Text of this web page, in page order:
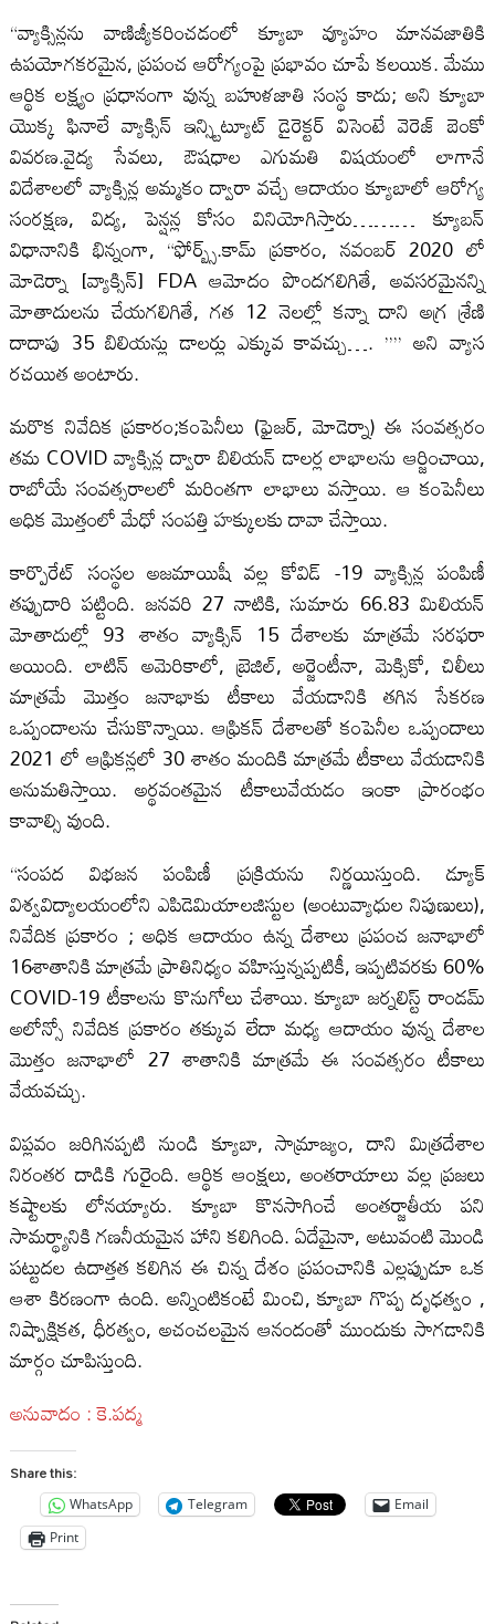
“వ్యాక్సిన్లను వాణిజ్యీకరించడంలో క్యూబా వ్యూహం మానవజాతికి
ఉపయోగకరమైన, ప్రపంచ ఆరోగ్యంపై ప్రభావం చూపే కలయిక. మేము
ఆర్థిక లక్ష్యం ప్రధానంగా వున్న బహుళజాతి సంస్థ కాదు; అని క్యూబా
యొక్క ఫినాలే వ్యాక్సిన్ ఇన్స్టిట్యూట్ డైరెక్టర్ విసెంటే వెరెజ్ బెంకో
వివరణ.వైద్య సేవలు, ఔషధాల ఎగుమతి విషయంలో లాగానే
విదేశాలలో వ్యాక్సిన్ల అమ్మకం ద్వారా వచ్చే ఆదాయం క్యూబాలో ఆరోగ్య
సంరక్షణ, విద్య, పెన్షన్ల కోసం వినియోగిస్తారు……… క్యూబన్
విధానానికి భిన్నంగా, “ఫోర్బ్స్.కామ్ ప్రకారం, నవంబర్ 2020 లో
మోడెర్నా [వ్యాక్సిన్] FDA ఆమోదం పొందగలిగితే, అవసరమైనన్ని
మోతాదులను చేయగలిగితే, గత 12 నెలల్లో కన్నా దాని అగ్ర శ్రేణి
దాదాపు 35 బిలియన్లు డాలర్లు ఎక్కువ కావచ్చు…. ”” అని వ్యాస
రచయిత అంటారు.
మరొక నివేదిక ప్రకారం;కంపెనీలు (ఫైజర్, మోడెర్నా) ఈ సంవత్సరం
తమ COVID వ్యాక్సిన్ల ద్వారా బిలియన్ డాలర్ల లాభాలను ఆర్జించాయి,
రాబోయే సంవత్సరాలలో మరింతగా లాభాలు వస్తాయి. ఆ కంపెనీలు
అధిక మొత్తంలో మేధో సంపత్తి హక్కులకు దావా చేస్తాయి.
కార్పొరేట్ సంస్థల అజమాయిషీ వల్ల కోవిడ్ -19 వ్యాక్సిన్ల పంపిణీ
తప్పుదారి పట్టింది. జనవరి 27 నాటికి, సుమారు 66.83 మిలియన్
మోతాదుల్లో 93 శాతం వ్యాక్సిన్ 15 దేశాలకు మాత్రమే సరఫరా
అయింది. లాటిన్ అమెరికాలో, బ్రెజిల్, అర్జెంటీనా, మెక్సికో, చిలీలు
మాత్రమే మొత్తం జనాభాకు టీకాలు వేయడానికి తగిన సేకరణ
ఒప్పందాలను చేసుకొన్నాయి. ఆఫ్రికన్ దేశాలతో కంపెనీల ఒప్పందాలు
2021 లో ఆఫ్రికన్లలో 30 శాతం మందికి మాత్రమే టీకాలు వేయడానికి
అనుమతిస్తాయి. అర్థవంతమైన టీకాలువేయడం ఇంకా ప్రారంభం
కావాల్సి వుంది.
“సంపద విభజన పంపిణీ ప్రక్రియను నిర్ణయిస్తుంది. డ్యూక్
విశ్వవిద్యాలయంలోని ఎపిడెమియాలజిస్టుల (అంటువ్యాధుల నిపుణులు),
నివేదిక ప్రకారం ; అధిక ఆదాయం ఉన్న దేశాలు ప్రపంచ జనాభాలో
16శాతానికి మాత్రమే ప్రాతినిధ్యం వహిస్తున్నప్పటికీ, ఇప్పటివరకు 60%
COVID-19 టీకాలను కొనుగోలు చేశాయి. క్యూబా జర్నలిస్ట్ రాండమ్
అలోన్సో నివేదిక ప్రకారం తక్కువ లేదా మధ్య ఆదాయం వున్న దేశాల
మొత్తం జనాభాలో 27 శాతానికి మాత్రమే ఈ సంవత్సరం టీకాలు
వేయవచ్చు.
విప్లవం జరిగినప్పటి నుండి క్యూబా, సామ్రాజ్యం, దాని మిత్రదేశాల
నిరంతర దాడికి గురైంది. ఆర్థిక ఆంక్షలు, అంతరాయాలు వల్ల ప్రజలు
కష్టాలకు లోనయ్యారు. క్యూబా కొనసాగించే అంతర్జాతీయ పని
సామర్థ్యానికి గణనీయమైన హాని కలిగింది. ఏదేమైనా, అటువంటి మొండి
పట్టుదల ఉదాత్తత కలిగిన ఈ చిన్న దేశం ప్రపంచానికి ఎల్లప్పుడూ ఒక
ఆశా కిరణంగా ఉంది. అన్నింటికంటే మించి, క్యూబా గొప్ప దృఢత్వం ,
నిష్పాక్షికత, ధీరత్వం, అచంచలమైన ఆనందంతో ముందుకు సాగడానికి
మార్గం చూపిస్తుంది.
అనువాదం : కె.పద్మ
Share this:
WhatsApp Telegram
Email
Print